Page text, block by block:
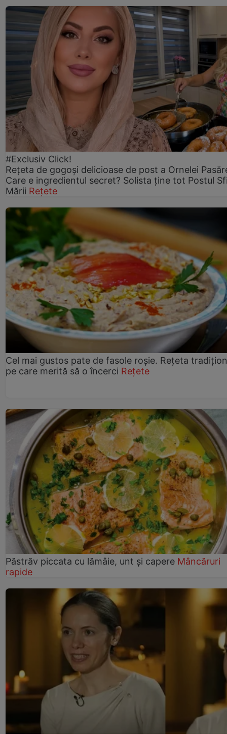
#Exclusiv Click!
Rețeta de gogoşi delicioase de post a Ornelei
Care e ingredientul secret? Solista ține tot Postul
Mării Rețete
Cel mai gustos pate de fasole roșie. Rețeta
pe care merită să o încerci Rețete
Păstrăv piccata cu lămâie, unt și capere Mâncăruri
rapide